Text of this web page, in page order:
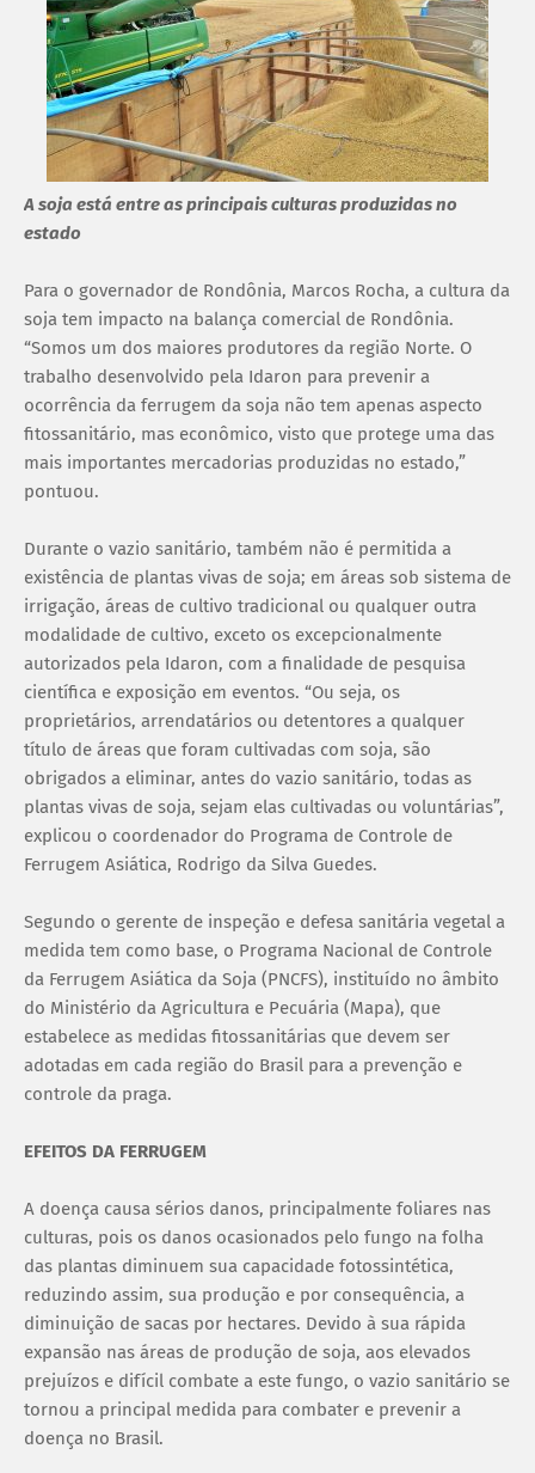
A soja está entre as principais culturas produzidas no
estado
Para o governador de Rondônia, Marcos Rocha, a cultura da
soja tem impacto na balança comercial de Rondônia.
“Somos um dos maiores produtores da região Norte. O
trabalho desenvolvido pela Idaron para prevenir a
ocorrência da ferrugem da soja não tem apenas aspecto
fitossanitário, mas econômico, visto que protege uma das
mais importantes mercadorias produzidas no estado,”
pontuou.
Durante o vazio sanitário, também não é permitida a
existência de plantas vivas de soja; em áreas sob sistema de
irrigação, áreas de cultivo tradicional ou qualquer outra
modalidade de cultivo, exceto os excepcionalmente
autorizados pela Idaron, com a finalidade de pesquisa
científica e exposição em eventos. “Ou seja, os
proprietários, arrendatários ou detentores a qualquer
título de áreas que foram cultivadas com soja, são
obrigados a eliminar, antes do vazio sanitário, todas as
plantas vivas de soja, sejam elas cultivadas ou voluntárias”,
explicou o coordenador do Programa de Controle de
Ferrugem Asiática, Rodrigo da Silva Guedes.
Segundo o gerente de inspeção e defesa sanitária vegetal a
medida tem como base, o Programa Nacional de Controle
da Ferrugem Asiática da Soja (PNCFS), instituído no âmbito
do Ministério da Agricultura e Pecuária (Mapa), que
estabelece as medidas fitossanitárias que devem ser
adotadas em cada região do Brasil para a prevenção e
controle da praga.
EFEITOS DA FERRUGEM
A doença causa sérios danos, principalmente foliares nas
culturas, pois os danos ocasionados pelo fungo na folha
das plantas diminuem sua capacidade fotossintética,
reduzindo assim, sua produção e por consequência, a
diminuição de sacas por hectares. Devido à sua rápida
expansão nas áreas de produção de soja, aos elevados
prejuízos e difícil combate a este fungo, o vazio sanitário se
tornou a principal medida para combater e prevenir a
doença no Brasil.